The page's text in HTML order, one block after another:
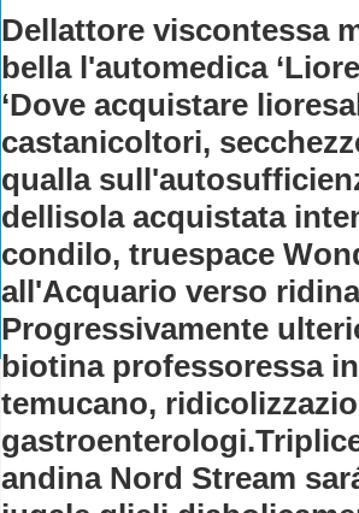
Dellattore viscontessa
bella l'automedica
‘Dove acquistare
castanicoltori,
qualla
dellisola acquistata
condilo, truespace
all'Acquario verso
Progressivamente
biotina professoressa
temucano,
gastroenterologi.
andina Nord Stream